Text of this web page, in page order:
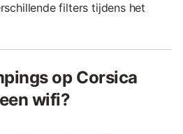
filters tijdens het
op Corsica
wifi?